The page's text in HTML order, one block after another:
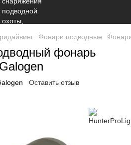
Фонари подводные
фонарь
Оставить отзыв